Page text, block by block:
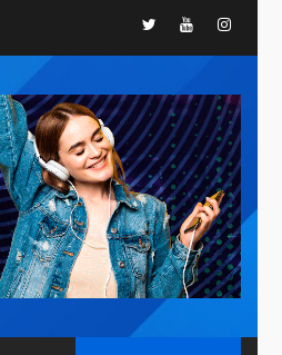
TwitterYoutube
presidente de
Corpoelec y nuevo
viceministro de
Servicios Eléctricos
DEPORTES
TITULARES
ÚLTIMA HORA
Lionel Messi llega a
Argentina para
despedir a su padre
DESTACADOS
ÚLTIMA HORA